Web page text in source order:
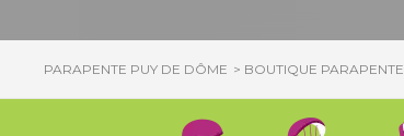
PARAPENTE PUY DE DÔME BOUTIQUE PARAPENTE